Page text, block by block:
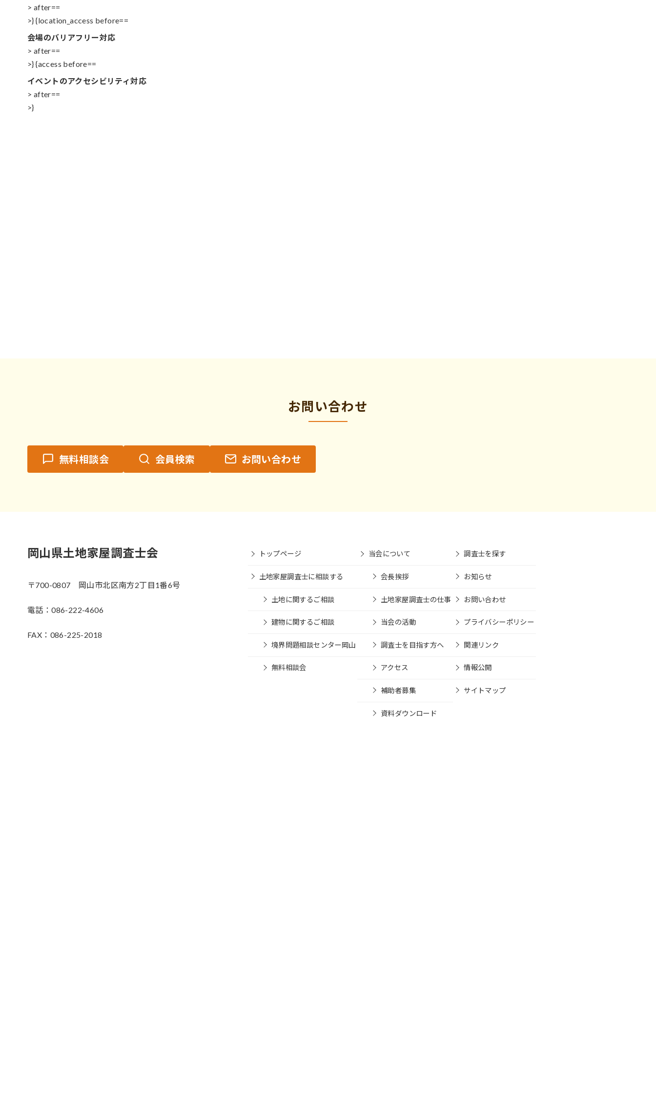
> after==
>} {location_access before==
会場のバリアフリー対応
> after==
>} {access before==
イベントのアクセシビリティ対応
> after==
>}
お問い合わせ
無料相談会 会員検索 お問い合わせ
岡山県土地家屋調査士会
〒700-0807 岡山市北区南方2丁目1番6号
電話：086-222-4606
FAX：086-225-2018
トップページ
土地家屋調査士に相談する
土地に関するご相談
建物に関するご相談
境界問題相談センター岡山
無料相談会
当会について
会長挨拶
土地家屋調査士の仕事
当会の活動
調査士を目指す方へ
アクセス
補助者募集
資料ダウンロード
調査士を探す
お知らせ
お問い合わせ
プライバシーポリシー
関連リンク
情報公開
サイトマップ